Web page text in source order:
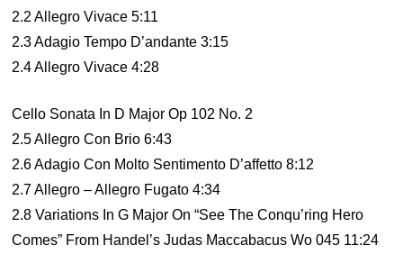
2.2 Allegro Vivace 5:11
2.3 Adagio Tempo D’andante 3:15
2.4 Allegro Vivace 4:28
Cello Sonata In D Major Op 102 No. 2
2.5 Allegro Con Brio 6:43
2.6 Adagio Con Molto Sentimento D’affetto 8:12
2.7 Allegro – Allegro Fugato 4:34
2.8 Variations In G Major On “See The Conqu’ring Hero
Comes” From Handel’s Judas Maccabacus Wo 045 11:24